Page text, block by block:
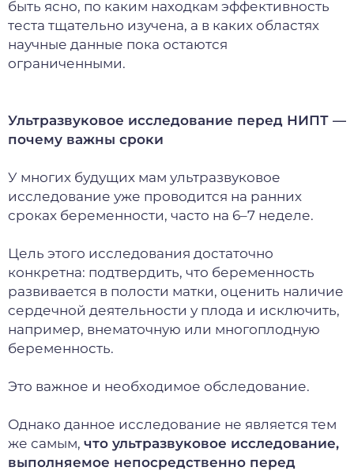
быть ясно, по каким находкам эффективность
теста тщательно изучена, а в каких областях
научные данные пока остаются
ограниченными.
Ультразвуковое исследование перед НИПТ —
почему важны сроки
У многих будущих мам ультразвуковое
исследование уже проводится на ранних
сроках беременности, часто на 6–7 неделе.
Цель этого исследования достаточно
конкретна: подтвердить, что беременность
развивается в полости матки, оценить наличие
сердечной деятельности у плода и исключить,
например, внематочную или многоплодную
беременность.
Это важное и необходимое обследование.
Однако данное исследование не является тем
же самым, что ультразвуковое исследование,
выполняемое непосредственно перед